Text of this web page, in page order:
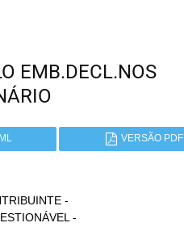
EMB.DECL.NOS
VERSÃO PDF
-